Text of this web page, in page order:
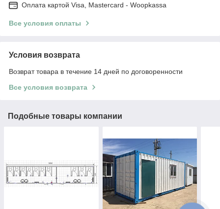
Оплата картой Visa, Mastercard - Woopkassa
Все условия оплаты
Условия возврата
Возврат товара в течение 14 дней по договоренности
Все условия возврата
Подобные товары компании